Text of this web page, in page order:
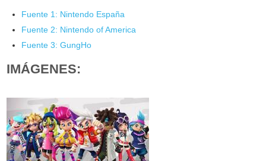
Fuente 1: Nintendo España
Fuente 2: Nintendo of America
Fuente 3: GungHo
IMÁGENES: